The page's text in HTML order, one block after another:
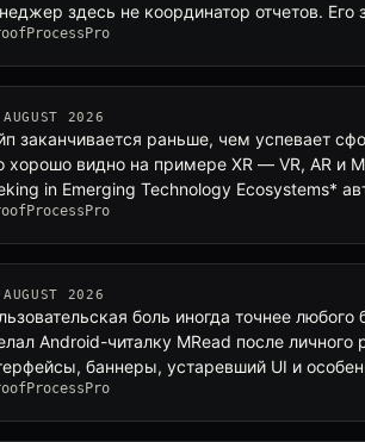
здесь не координатор отчетов.
2026
заканчивается раньше, чем успевает
хорошо видно на примере XR — VR, AR и
in Emerging Technology Ecosystems*
2026
боль иногда точнее
Android-читалку MRead после
баннеры, устаревший UI и